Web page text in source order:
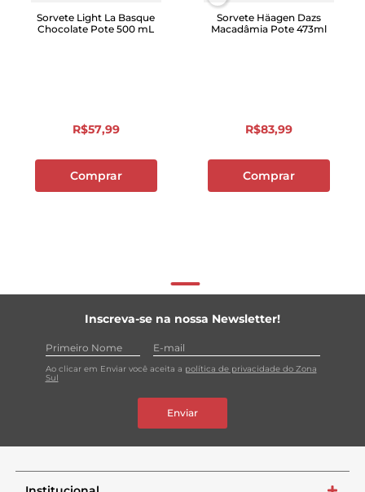
Sorvete Light La Basque
Chocolate Pote 500 mL
R$57,99
Comprar
Sorvete Häagen Dazs
Macadâmia Pote 473ml
R$83,99
Comprar
Inscreva-se na nossa Newsletter!
Ao clicar em Enviar você aceita a política de privacidade do Zona
Sul
Enviar